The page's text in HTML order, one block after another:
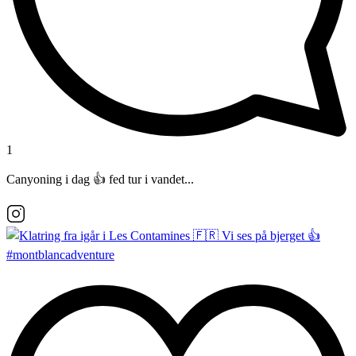
1
Canyoning i dag 👍 fed tur i vandet...